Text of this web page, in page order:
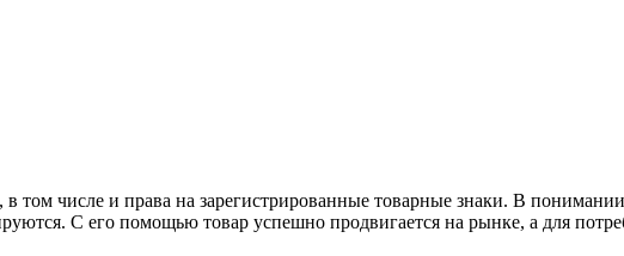
том числе и права на зарегистрированные товарные знаки. В
С его помощью товар успешно продвигается на рынке, а для